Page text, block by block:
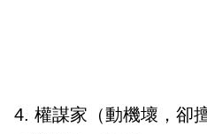
4. 權謀家（動機壞，卻